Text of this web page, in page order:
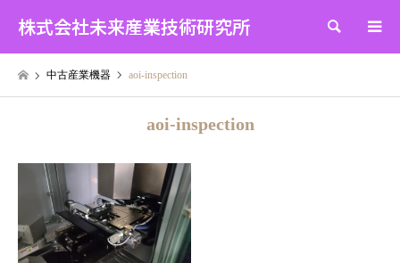
株式会社未来産業技術研究所 検索
中古産業機器 aoi-inspection
aoi-inspection